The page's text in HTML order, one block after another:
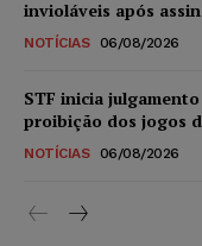
invioláveis após
NOTÍCIAS 06/08/2026
STF inicia
proibição dos jogos
NOTÍCIAS 06/08/2026